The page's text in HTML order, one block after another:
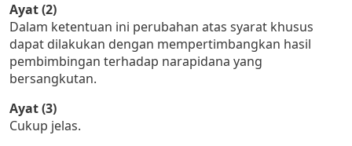
Ayat (2)
Dalam ketentuan ini perubahan atas syarat khusus
dapat dilakukan dengan mempertimbangkan hasil
pembimbingan terhadap narapidana yang
bersangkutan.
Ayat (3)
Cukup jelas.